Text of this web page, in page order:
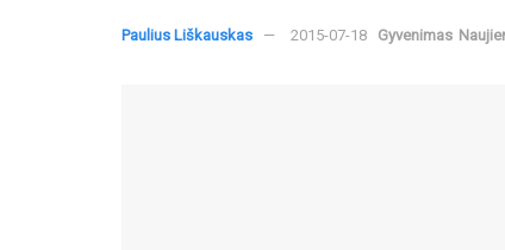
Paulius Liškauskas 2015-07-18 Gyvenimas